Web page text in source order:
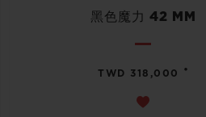
黑色魔力 42 MM
TWD 318,000 •